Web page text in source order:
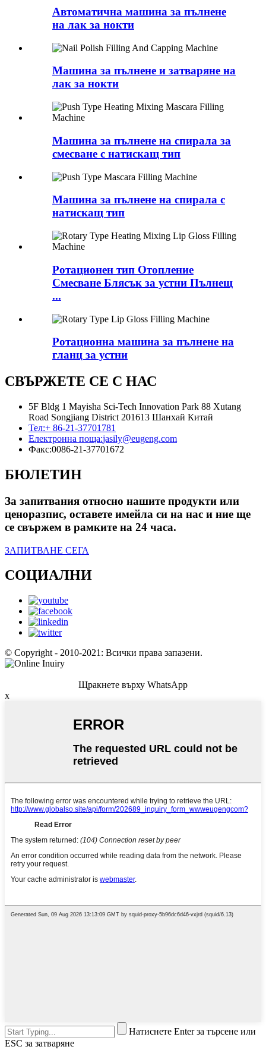
Автоматична машина за пълнене
на лак за нокти
Машина за пълнене и затваряне на
лак за нокти
Машина за пълнене на спирала за
смесване с натискащ тип
Машина за пълнене на спирала с
натискащ тип
Ротационен тип Отопление
Смесване Блясък за устни Пълнещ
...
Ротационна машина за пълнене на
гланц за устни
СВЪРЖЕТЕ СЕ С НАС
5F Bldg 1 Mayisha Sci-Tech Innovation Park 88 Xutang
Road Songjiang District 201613 Шанхай Китай
Тел:+ 86-21-37701781
Електронна поща:jasily@eugeng.com
Факс:0086-21-37701672
БЮЛЕТИН
За запитвания относно нашите продукти или
ценоразпис, оставете имейла си на нас и ние ще
се свържем в рамките на 24 часа.
ЗАПИТВАНЕ СЕГА
СОЦИАЛНИ
© Copyright - 2010-2021: Всички права запазени.
Щракнете върху WhatsApp
x
Натиснете Enter за търсене или
ESC за затваряне